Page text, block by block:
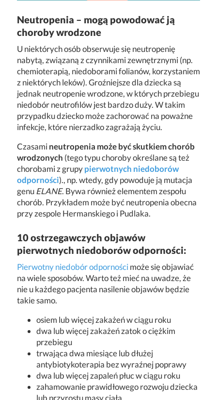
Neutropenia – mogą powodować ją
choroby wrodzone
U niektórych osób obserwuje się neutropenię
nabytą, związaną z czynnikami zewnętrznymi (np.
chemioterapią, niedoborami folianów, korzystaniem
z niektórych leków). Groźniejsze dla dziecka są
jednak neutropenie wrodzone, w których przebiegu
niedobór neutrofilów jest bardzo duży. W takim
przypadku dziecko może zachorować na poważne
infekcje, które nierzadko zagrażają życiu.
Czasamineutropenia może być skutkiem chorób
wrodzonych (tego typu choroby określane są też
chorobami z grupypierwotnych niedoborów
odporności)., np. wtedy, gdy powoduje ją mutacja
genuELANE. Bywa również elementem zespołu
chorób. Przykładem może być neutropenia obecna
przy zespole Hermanskiego i Pudlaka.
10 ostrzegawczych objawów
pierwotnych niedoborów odporności:
Pierwotny niedobór odpornościmoże się objawiać
na wiele sposobów. Warto też mieć na uwadze, że
nie u każdego pacjenta nasilenie objawów będzie
takie samo.
osiem lub więcej zakażeń w ciągu roku
dwa lub więcej zakażeń zatok o ciężkim
przebiegu
trwająca dwa miesiące lub dłużej
antybiotykoterapia bez wyraźnej poprawy
dwa lub więcej zapaleń płuc w ciągu roku
zahamowanie prawidłowego rozwoju dziecka
lub przyrostu masy ciała